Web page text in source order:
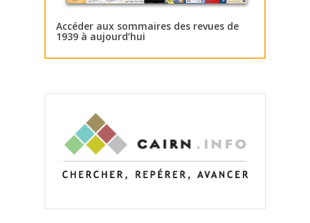
Accéder aux sommaires des revues de
1939 à aujourd’hui